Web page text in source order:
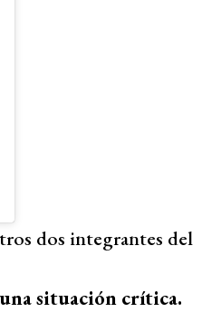
dos integrantes del
situación crítica.